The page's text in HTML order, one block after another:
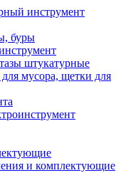
инструмент
буры
штукатурные
мусора, щетки для
и комплектующие